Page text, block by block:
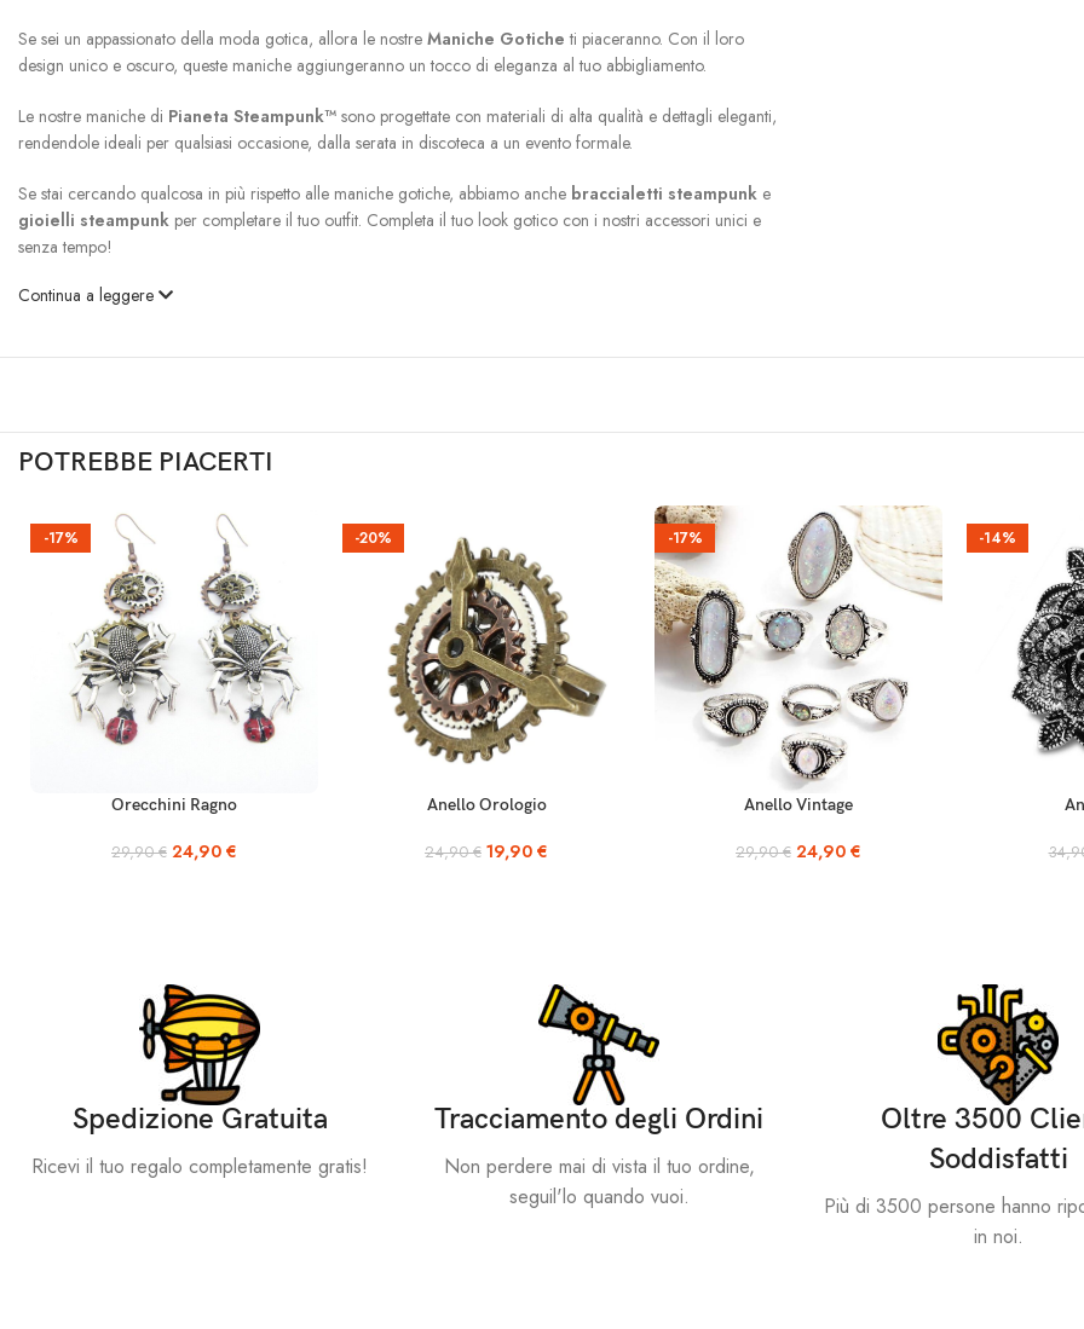
Se sei un appassionato della moda gotica, allora le nostre Maniche Gotiche ti piaceranno. Con il loro
design unico e oscuro, queste maniche aggiungeranno un tocco di eleganza al tuo abbigliamento.
Le nostre maniche di Pianeta Steampunk™ sono progettate con materiali di alta qualità e dettagli eleganti,
rendendole ideali per qualsiasi occasione, dalla serata in discoteca a un evento formale.
Se stai cercando qualcosa in più rispetto alle maniche gotiche, abbiamo anche braccialetti steampunk e
gioielli steampunk per completare il tuo outfit. Completa il tuo look gotico con i nostri accessori unici e
senza tempo!
Continua a leggere
POTREBBE PIACERTI
-17%
AGGIUNGI AL CARRELLO
Orecchini Ragno
29,90€ 24,90 €
-20%
AGGIUNGI AL CARRELLO
Anello Orologio
24,90€ 19,90 €
-17%
AGGIUNGI AL CARRELLO
Anello Vintage
29,90€ 24,90 €
-14%
Spedizione Gratuita
Ricevi il tuo regalo completamente gratis!
Tracciamento degli Ordini
Non perdere mai di vista il tuo ordine,
seguil'lo quando vuoi.
Oltre 3500
Soddisfatti
Più di 3500 persone hanno
in noi.